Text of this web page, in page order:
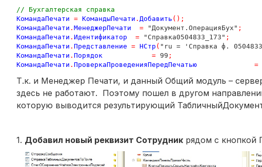
// Бухгалтерская справка
КомандаПечати = КомандыПечати . Добавить ();
КомандаПечати . МенеджерПечати = "Документ.ОперацияБух" ;
КомандаПечати . Идентификатор = "Справка0504833_173" ;
КомандаПечати . Представление = НСтр ( "ru = 'Справка ф.
КомандаПечати . Порядок = 99 ;
КомандаПечати . ПроверкаПроведенияПередПечатью =
Т.к. и Менеджер Печати, и данный Общий модуль –
здесь не работают. Поэтому пошел в другом
которую выводится результирующий
1. Добавил новый реквизит Сотрудник рядом с кнопкой